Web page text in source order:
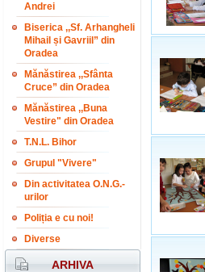
Andrei
Biserica ,,Sf. Arhangheli
Mihail și Gavriil” din
Oradea
Mănăstirea ,,Sfânta
Cruce” din Oradea
Mănăstirea ,,Buna
Vestire" din Oradea
T.N.L. Bihor
Grupul "Vivere"
Din activitatea O.N.G.-
urilor
Poliția e cu noi!
Diverse
ARHIVA